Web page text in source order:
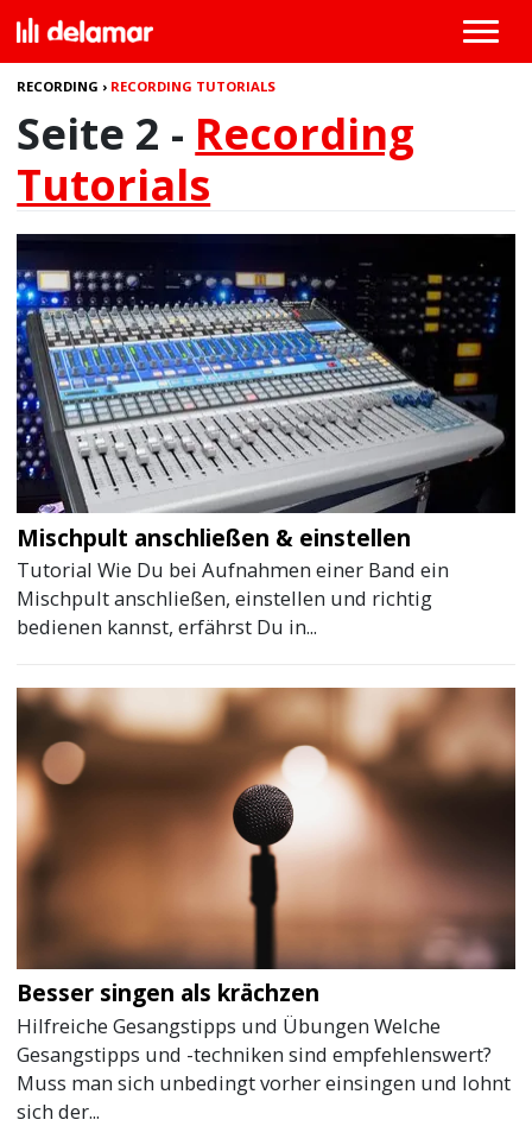
RECORDING › RECORDING TUTORIALS
Seite 2 - Recording
Tutorials
Mischpult anschließen & einstellen
Tutorial Wie Du bei Aufnahmen einer Band ein
Mischpult anschließen, einstellen und richtig
bedienen kannst, erfährst Du in...
Besser singen als krächzen
Hilfreiche Gesangstipps und Übungen Welche
Gesangstipps und -techniken sind empfehlenswert?
Muss man sich unbedingt vorher einsingen und lohnt
sich der...